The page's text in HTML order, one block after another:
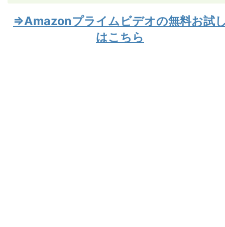
⇒Amazonプライムビデオの無料お試
はこちら